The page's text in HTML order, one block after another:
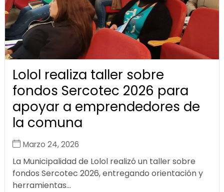
Lolol realiza taller sobre
fondos Sercotec 2026 para
apoyar a emprendedores de
la comuna
Marzo 24, 2026
La Municipalidad de Lolol realizó un taller sobre
fondos Sercotec 2026, entregando orientación y
herramientas...